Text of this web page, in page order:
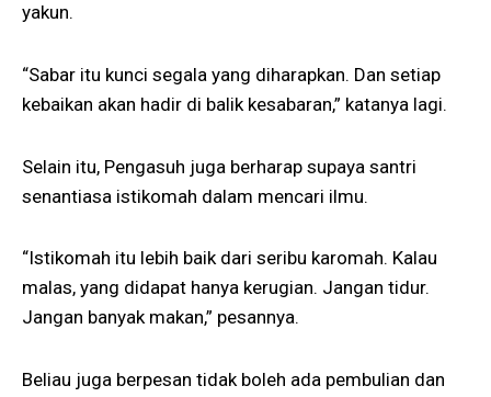
yakun.
“Sabar itu kunci segala yang diharapkan. Dan setiap
kebaikan akan hadir di balik kesabaran,” katanya lagi.
Selain itu, Pengasuh juga berharap supaya santri
senantiasa istikomah dalam mencari ilmu.
“Istikomah itu lebih baik dari seribu karomah. Kalau
malas, yang didapat hanya kerugian. Jangan tidur.
Jangan banyak makan,” pesannya.
Beliau juga berpesan tidak boleh ada pembulian dan